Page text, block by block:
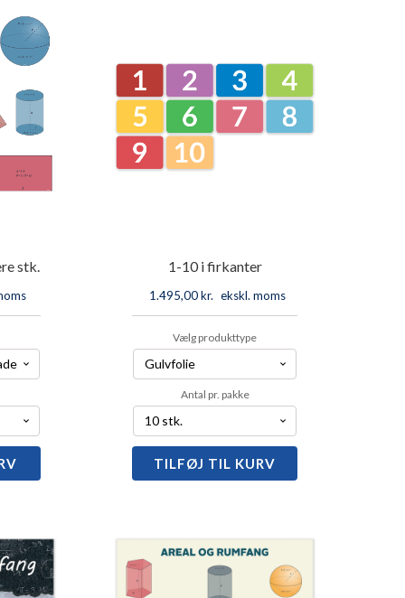
stk. 1-10 i firkanter
1.495,00kr. ekskl. moms
Vælg produkttype
Antal pr. pakke
1-
10
TILFØJ TIL KURV